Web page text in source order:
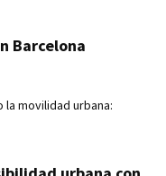
Barcelona
la movilidad urbana: